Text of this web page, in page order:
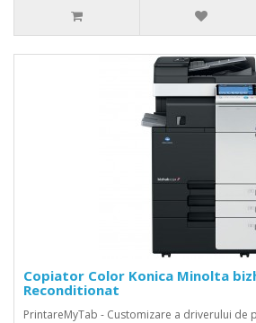
Copiator Color Konica Minolta
Reconditionat
PrintareMyTab - Customizare a driverului de